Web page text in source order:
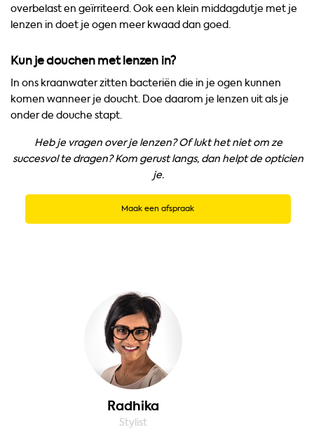
overbelast en geïrriteerd. Ook een klein middagdutje met je
lenzen in doet je ogen meer kwaad dan goed.
Kun je douchen met lenzen in?
In ons kraanwater zitten bacteriën die in je ogen kunnen
komen wanneer je doucht. Doe daarom je lenzen uit als je
onder de douche stapt.
Heb je vragen over je lenzen? Of lukt het niet om ze
succesvol te dragen? Kom gerust langs, dan helpt de opticien
je.
Maak een afspraak
Radhika
Stylist